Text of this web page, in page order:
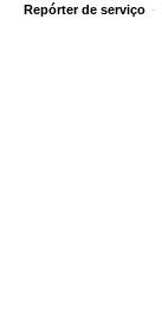
Repórter de serviço -